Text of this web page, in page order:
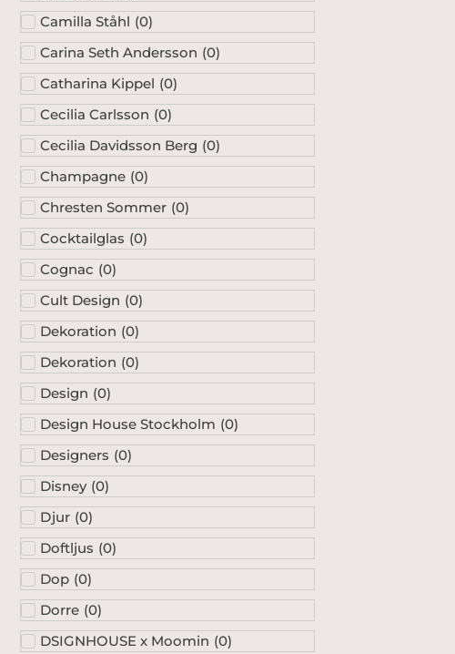
Camilla Ståhl (0)
Carina Seth Andersson (0)
Catharina Kippel (0)
Cecilia Carlsson (0)
Cecilia Davidsson Berg (0)
Champagne (0)
Chresten Sommer (0)
Cocktailglas (0)
Cognac (0)
Cult Design (0)
Dekoration (0)
Dekoration (0)
Design (0)
Design House Stockholm (0)
Designers (0)
Disney (0)
Djur (0)
Doftljus (0)
Dop (0)
Dorre (0)
DSIGNHOUSE x Moomin (0)